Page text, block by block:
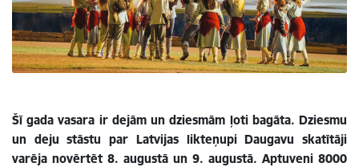
Šī gada vasara ir dejām un dziesmām ļoti bagāta. Dziesmu
un deju stāstu par Latvijas likteņupi Daugavu skatītāji
varēja novērtēt 8. augustā un 9. augustā. Aptuveni 8000